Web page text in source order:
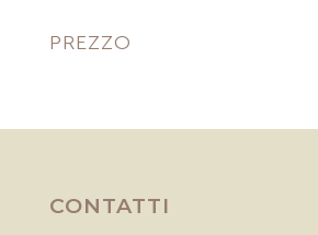
PREZZO
CONTATTI